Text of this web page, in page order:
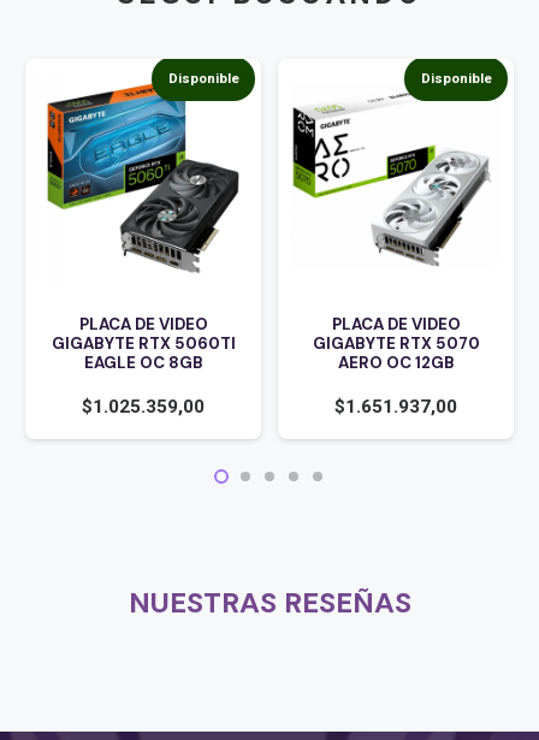
Disponible
PLACA DE VIDEO
GIGABYTE RTX 5060TI
EAGLE OC 8GB
$1.025.359,00
Disponible
PLACA DE VIDEO
GIGABYTE RTX 5070
AERO OC 12GB
$1.651.937,00
NUESTRAS RESEÑAS